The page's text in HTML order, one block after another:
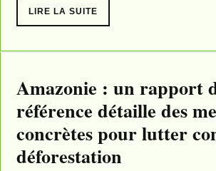
LIRE LA SUITE
Amazonie : un rapport
référence détaille des
concrètes pour lutter
déforestation